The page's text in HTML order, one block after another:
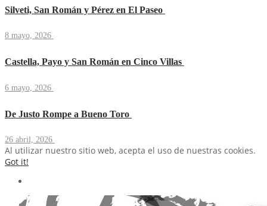
Silveti, San Román y Pérez en El Paseo
8 mayo, 2026
Castella, Payo y San Román en Cinco Villas
6 mayo, 2026
De Justo Rompe a Bueno Toro
26 abril, 2026
Al utilizar nuestro sitio web, acepta el uso de nuestras cookies.
Got it!